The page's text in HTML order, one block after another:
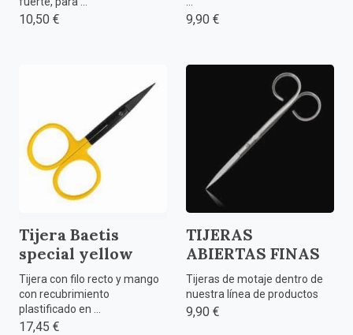
10,50 € 9,90 €
Tijera Baetis
special yellow
Tijera con filo recto y mango
con recubrimiento
plastificado en ...
17,45 €
TIJERAS
ABIERTAS FINAS
Tijeras de motaje dentro de
nuestra línea de productos
9,90 €